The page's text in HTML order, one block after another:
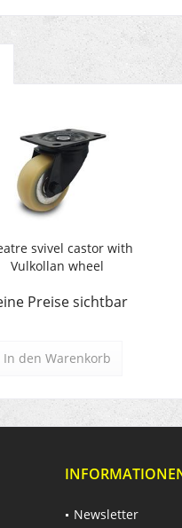
svivel castor with
Vulkollan wheel
Preise sichtbar
In den Warenkorb
Newsletter